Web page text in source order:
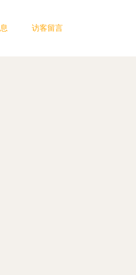
访客留言